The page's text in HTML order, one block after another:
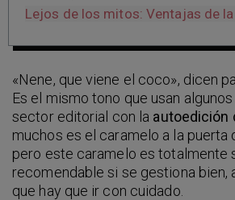
Lejos de los mitos: Ventajas de
«Nene, que viene el coco», dicen
Es el mismo tono que usan
sector editorial con la autoedición
muchos es el caramelo a la puerta
pero este caramelo es totalmente
recomendable si se gestiona bien,
que hay que ir con cuidado.